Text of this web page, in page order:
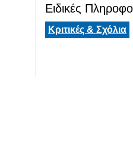
Ειδικές
Κριτικές & Σχόλια